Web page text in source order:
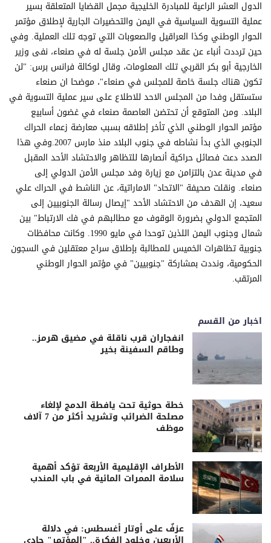
الدول العشر الراعية للمبادرة الخليجية مجمل القضايا المتعلقة بسير
عملية التسوية السياسية في اليمن والتحضيرات الجارية لإطلاق مؤتمر
الحوار الوطني وكذا العراقيل والصعوبات التي توجه تلك العملية. وفي
حين ترددت أنباء عن عقد مجلس الأمن جلسة له في صنعاء، نفى وزير
الخارجية أبو بكر القربي تلك المعلومات، وقال لوكالة فرانس برس: "لن
تكون هناك جلسة خاصة للمجلس في صنعاء"، موضحا ان صنعاء
ستستقل وفدا من المجلس الاحد للاطلاع على سير عملية التسوية في
البلاد. ومن المتوقع أن تحتضن العاصمة صنعاء في غضون أسابيع
مؤتمر الحوار الوطني الذي تأخر إطلاقه بسبب معارضة زعماء الحراك
الجنوبي الذي بدأ نشاطه في جنوب البلاد منذ مارس 2007.وفي هذا
الصدد دعت فصائل حراكية أنصارها للتظاهر والاحتشاد الأحد المقبل
في مدينة عدن بالتزامن مع زيارة وفد مجلس الأمن الدولي إلى
صنعاء. ونقلت صحيفة "الاتحاد" الاماراتية، عن الناشط في الحراك علي
سعيد، إن الهدف من الاحتشاد الأحد "إيصال رسالة الجنوبيين إلى
المتجمع الدولي بضرورة الوقوف مع مطالبهم في فك الارتباط" بين
شمال وجنوب اليمن اللذين توحدا في مايو 1990. وكانت محافظات
جنوبية تظاهرات الخميس للمطالبة بإطلاق سراح معتقلين في السجون
الحكومية، ونددت بمشاركة "جنوبيين" في مؤتمر الحوار الوطني
المرتقب.
اخبار من القسم
انفجاران قرب ناقلة في مضيق هرمز..
وطاقم السفينة بخير
خطة حوثية تحت يافطة الدمج لإلغاء
مصلحة الضرائب وتشريد أكثر من 7 آلاف
موظف
الأطراف الإقليمية الأربعة تؤكد أهمية
سلامة الممرات المائية في باب المندب
عزفٌ على أوتار أغسطس: في دلالة